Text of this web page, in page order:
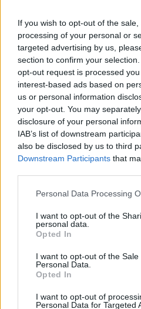
If you wish to opt-out of the
processing of your personal or
targeted advertising by us,
section to confirm your
opt-out request is processed
interest-based ads based on
us or personal information
your opt-out. You may
disclosure of your personal
IAB’s list of downstream
also be disclosed by us to third
Downstream Participants that
Personal Data Processing
I want to opt-out of the
personal data.
Opted In
I want to opt-out of the Sale
Personal Data.
Opted In
I want to opt-out of
Personal Data for Targeted
Commenti
Accedi o
L'email è richiesta ma non verrà